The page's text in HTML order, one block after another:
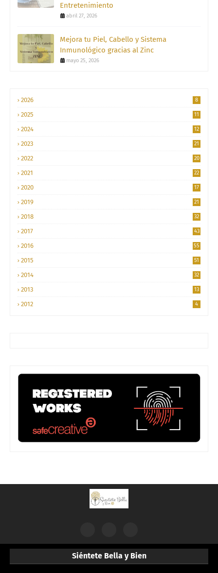
Entretenimiento
abril 27, 2026
Mejora tu Piel, Cabello y Sistema
Inmunológico gracias al Zinc
mayo 25, 2026
2026 8
2025 11
2024 12
2023 21
2022 20
2021 22
2020 17
2019 21
2018 32
2017 43
2016 55
2015 51
2014 32
2013 13
2012 4
Siéntete Bella y Bien